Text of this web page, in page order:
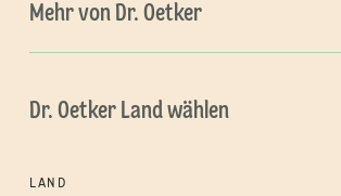
Mehr von Dr. Oetker
Dr. Oetker Land wählen
LAND